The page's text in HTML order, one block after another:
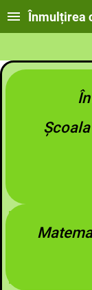
Înmulțirea